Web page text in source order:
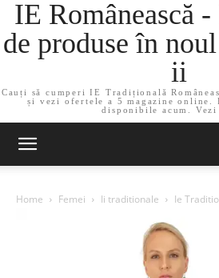
IE Românească -
de produse în
ii
Cauți să cumperi IE Tradițională
și vezi ofertele a 5 magazine online.
disponibile acum.
Home Femei Ii traditionale Ie